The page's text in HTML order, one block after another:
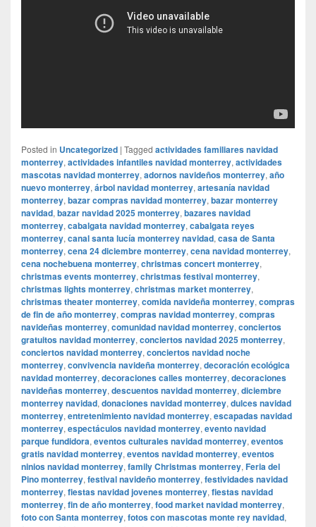
Posted in Uncategorized | Tagged actividades familiares navidad
monterrey, actividades infantiles navidad monterrey, actividades
mascotas navidad monterrey, adornos navideños monterrey, año
nuevo monterrey, árbol navidad monterrey, artesanía navidad
monterrey, bazar compras navidad monterrey, bazar monterrey
navidad, bazar navidad 2025 monterrey, bazares navidad
monterrey, cabalgata navidad monterrey, cabalgata reyes
monterrey, canal santa lucía monterrey navidad, casa de Santa
monterrey, cena 24 diciembre monterrey, cena navidad monterrey,
cena nochebuena monterrey, christmas concert monterrey,
christmas events monterrey, christmas festival monterrey,
christmas lights monterrey, christmas market monterrey,
christmas theater monterrey, comida navideña monterrey, compras
de fin de año monterrey, compras navidad monterrey, compras
navideñas monterrey, comunidad navidad monterrey, conciertos
gratuitos navidad monterrey, conciertos navidad 2025 monterrey,
conciertos navidad monterrey, conciertos navidad noche
monterrey, convivencia navideña monterrey, decoración ecológica
navidad monterrey, decoraciones calles monterrey, decoraciones
navideñas monterrey, descuentos navidad monterrey, diciembre
monterrey navidad, donaciones navidad monterrey, dulces navidad
monterrey, entretenimiento navidad monterrey, escapadas navidad
monterrey, espectáculos navidad monterrey, evento navidad
parque fundidora, eventos culturales navidad monterrey, eventos
gratis navidad monterrey, eventos navidad monterrey, eventos
ninios navidad monterrey, family Christmas monterrey, Feria del
Pino monterrey, festival navideño monterrey, festividades navidad
monterrey, fiestas navidad jovenes monterrey, fiestas navidad
monterrey, fin de año monterrey, food market navidad monterrey,
foto con Santa monterrey, fotos con mascotas monte rey navidad,